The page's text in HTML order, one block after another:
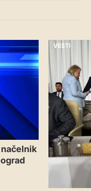
VESTI